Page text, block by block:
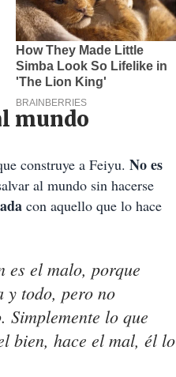
mundo
construye a Feiyu. No es
al mundo sin hacerse
con aquello que lo hace
es el malo, porque
y todo, pero no
Simplemente lo que
bien, hace el mal, él lo